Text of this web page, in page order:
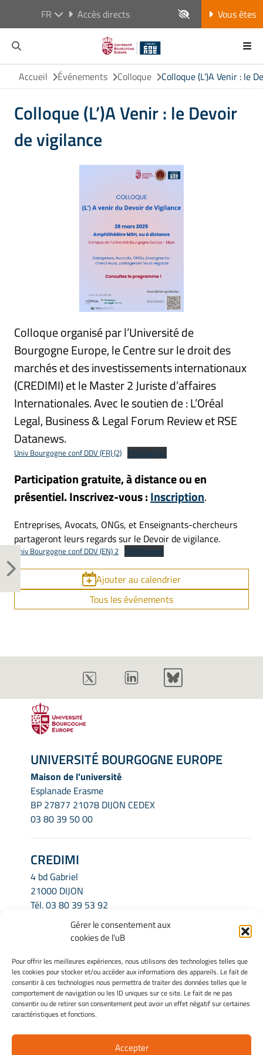
Gérer le consentement aux
cookies de l'uB
Pour offrir les meilleures expériences, nous utilisons des technologies telles que
les cookies pour stocker et/ou accéder aux informations des appareils. Le fait de
consentir à ces technologies nous permettra de traiter des données telles que le
comportement de navigation ou les ID uniques sur ce site. Le fait de ne pas
consentir ou de retirer son consentement peut avoir un effet négatif sur certaines
caractéristiques et fonctions.
Accepter
FR Accès directs Vous êtes
Accueil Événements Colloque Colloque (L')A Venir : le
Colloque (L’)A Venir : le Devoir
de vigilance
Colloque organisé par l’Université de
Bourgogne Europe, le Centre sur le droit des
marchés et des investissements internationaux
(CREDIMI) et le Master 2 Juriste d’affaires
Internationales. Avec le soutien de : L’Oréal
Legal, Business & Legal Forum Review et RSE
Datanews.
Univ Bourgogne conf DDV (FR) (2) Télécharger
Participation gratuite, à distance ou en
présentiel. Inscrivez-vous :Inscription.
Entreprises, Avocats, ONGs, et Enseignants-chercheurs
partageront leurs regards sur le Devoir de vigilance.
Univ Bourgogne conf DDV (EN) 2 Télécharger
Ajouter au calendrier
Tous les événements
UNIVERSITÉ BOURGOGNE EUROPE
Maison de l'université
Esplanade Erasme
BP 27877 21078 DIJON CEDEX
03 80 39 50 00
CREDIMI
4 bd Gabriel
21000 DIJON
Tél.03 80 39 53 92
credimi.secretariat@u-bourgogne.fr
INFORMATIONS LÉGALES
Mentions légales
Gérer mes cookies
Politique de cookies
Déclaration de confidentialité
Avertissement